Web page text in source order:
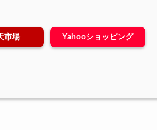
市場 Yahooショッピング